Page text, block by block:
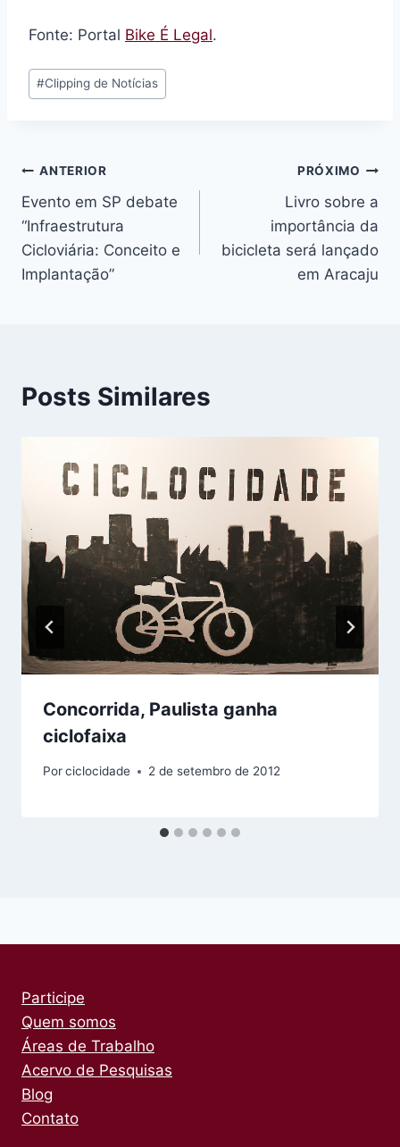
Fonte: Portal Bike É Legal.
Tags
do
#Clipping de Notícias
Navegação
de
Post
ANTERIOR
Evento em SP debate
“Infraestrutura
Cicloviária: Conceito e
Implantação”
PRÓXIMO
Livro sobre a
importância da
bicicleta será lançado
em Aracaju
Posts Similares
Concorrida, Paulista ganha
ciclofaixa
Porciclocidade 2 de setembro de 2012
Participe
Quem somos
Áreas de Trabalho
Acervo de Pesquisas
Blog
Contato